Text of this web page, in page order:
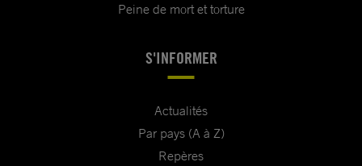
Peine de mort et torture
S'INFORMER
Actualités
Par pays (A à Z)
Repères